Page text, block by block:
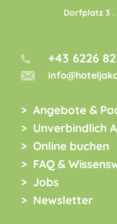
Dorfplatz 3
+43 6226
Angebote &
Unverbindlich
Online buchen
FAQ &
Jobs
Newsletter